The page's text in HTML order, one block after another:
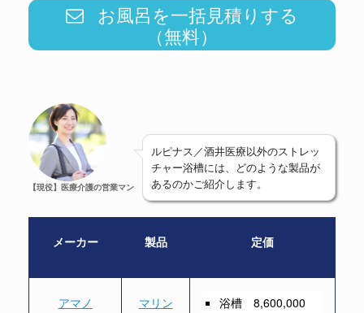
お風呂を一括見積りする
（無料）
【現役】医療介護の営業マン
ルピナス／酒井医療以外のストレッ
チャー浴槽には、どのような製品が
あるのかご紹介します。
メーカー 製品 定価
アマノ
マリン
浴槽 8,600,000